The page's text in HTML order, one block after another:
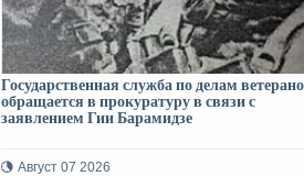
Государственная служба по делам
обращается в прокуратуру в связи с
заявлением Гии Барамидзе
Август 07 2026